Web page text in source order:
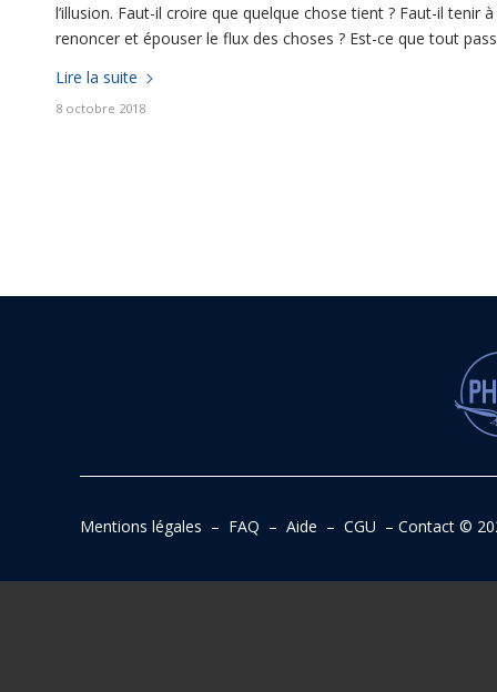
l’illusion. Faut-il croire que quelque chose tient ? Faut-il
renoncer et épouser le flux des choses ? Est-ce que tout
Lire la suite
8 octobre 2018
Mentions légales – FAQ – Aide – CGU – Contact©